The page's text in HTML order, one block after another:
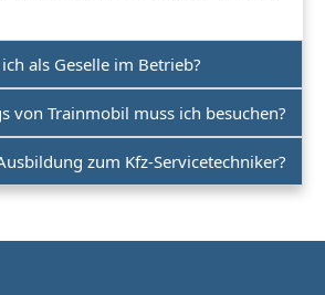
als Geselle im Betrieb?
von Trainmobil muss ich besuchen?
zum Kfz-Servicetechniker?